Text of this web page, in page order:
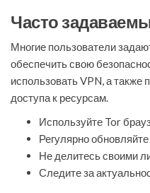
Часто
Многие пользователи
обеспечить свою
использовать VPN, а
доступа к ресурсам.
Используйте Tor
Регулярно
Не делитесь своими
Следите за